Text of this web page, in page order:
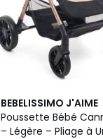
BEBELISSIMO J'AIME
Poussette Bébé
– Légère – Pliage à